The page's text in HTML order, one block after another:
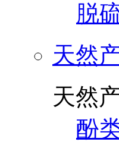
脱
天然
天然
酚